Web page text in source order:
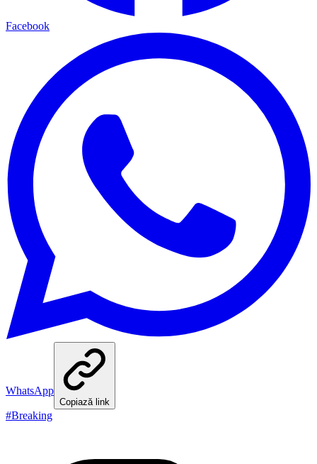
Facebook
WhatsApp
Copiază link
#Breaking